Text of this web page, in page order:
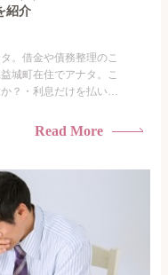
紹介
。借金や債務整理のこ
城町在住でアナタ。こ
？・利息だけを払い続
憂鬱になる。・闇金に
Read More